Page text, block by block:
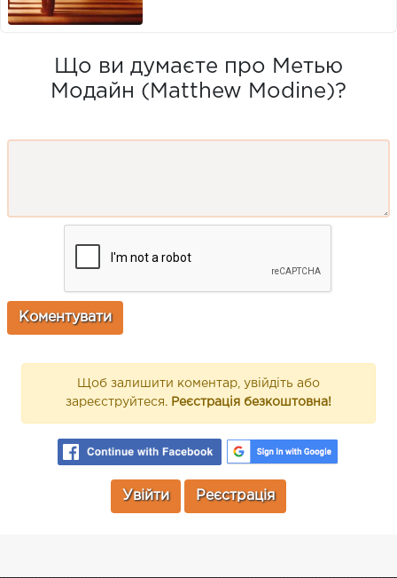
Що ви думаєте про Метью
Модайн (Matthew Modine)?
Щоб залишити коментар, увійдіть або
зареєструйтеся. Реєстрація безкоштовна!
Увійти Реєстрація